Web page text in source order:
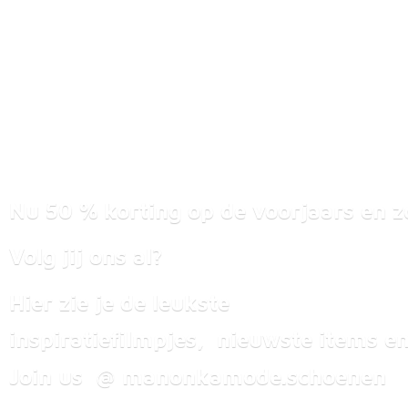
Nu 50 % korting op de voorjaars en
Volg jij ons al?
Hier zie je de leukste
inspiratiefilmpjes, nieuwste items
Join us @ manonkamode.schoenen